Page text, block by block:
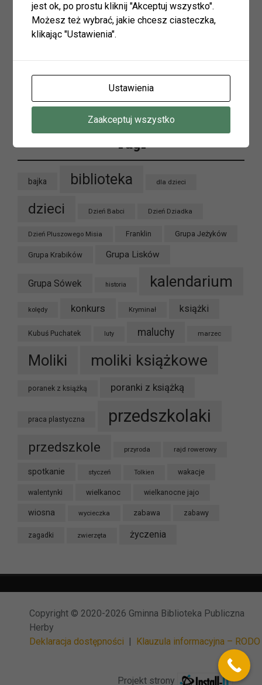
Szukaj
Archiwum
Tagi
bajka biblioteka dla dzieci
dzieci Dzień Babci Dzień Dziadka
Dzień Pluszowego Misia Franklin Grupa Jeżyków
Grupa Krabików Grupa Lisków
Grupa Sówek historia kalendarium
kolędy konkurs Kryminał książki
Kubuś Puchatek luty maluchy marzec
Moliki moliki książkowe
poranek z książką poranki z książką
praca plastyczna przedszkolaki
przedszkole przyroda rajd rowerowy
spotkanie styczeń Tolkien wakacje
walentynki wielkanoc wielkanocne jajo
wiosna wycieczka zabawa zabawy
zagadki zwierzęta życzenia
Copyright © 2020-2026 Gminna Biblioteka Publiczna
Herby
Deklaracja dostępności | Klauzula informacyjna – RODO
Projekt strony
jest ok, po prostu kliknij "Akceptuj wszystko".
Możesz też wybrać, jakie chcesz ciasteczka,
klikając "Ustawienia".
Ustawienia
Zaakceptuj wszystko